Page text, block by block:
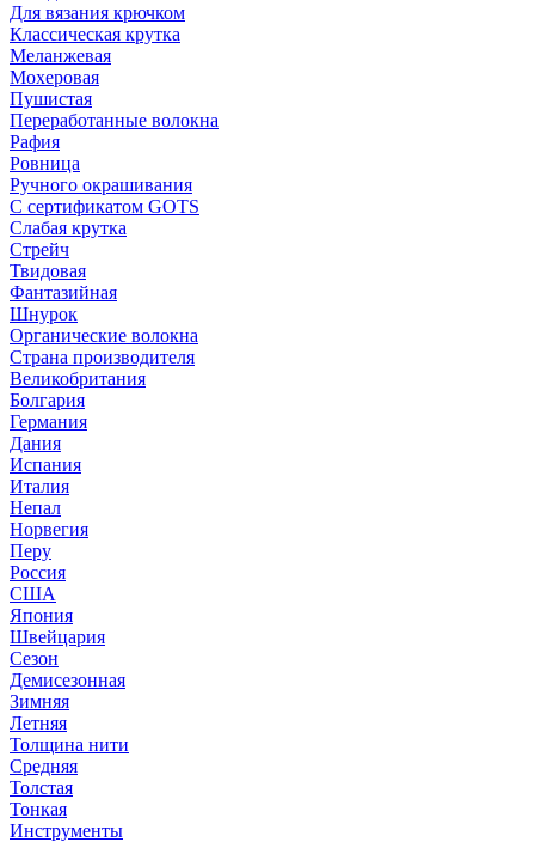
Для вязания крючком
Классическая крутка
Меланжевая
Мохеровая
Пушистая
Переработанные волокна
Рафия
Ровница
Ручного окрашивания
С сертификатом GOTS
Слабая крутка
Стрейч
Твидовая
Фантазийная
Шнурок
Органические волокна
Страна производителя
Великобритания
Болгария
Германия
Дания
Испания
Италия
Непал
Норвегия
Перу
Россия
США
Япония
Швейцария
Сезон
Демисезонная
Зимняя
Летняя
Толщина нити
Средняя
Толстая
Тонкая
Инструменты